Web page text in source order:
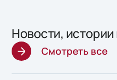
Новости, истории
Смотреть все